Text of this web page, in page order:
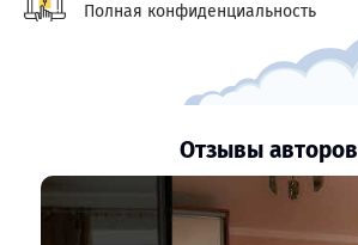
Полная конфиденциальность
Отзывы авторов